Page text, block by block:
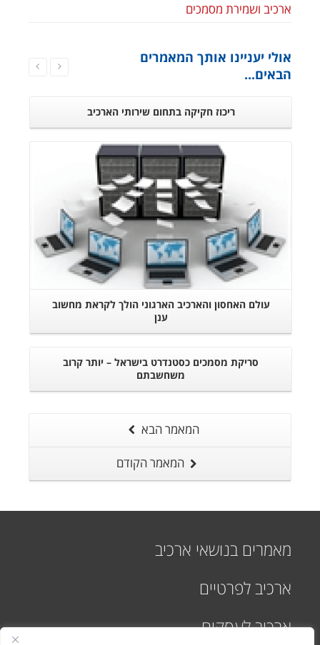
ארכיב ושמירת מסמכים
אולי יעניינו אותך המאמרים
הבאים...
ריכוז חקיקה בתחום שירותי הארכיב
עולם האחסון והארכיב הארגוני הולך לקראת מחשוב
ענן
סריקת מסמכים כסטנדרט בישראל – יותר קרוב
משחשבתם
המאמר הבא
המאמר הקודם
מאמרים בנושאי ארכיב
ארכיב לפרטיים
ארכיב לעסקים